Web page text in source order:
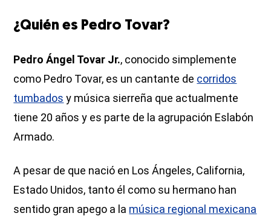
¿Quién es Pedro Tovar?
Pedro Ángel Tovar Jr., conocido simplemente
como Pedro Tovar, es un cantante de corridos
tumbados y música sierreña que actualmente
tiene 20 años y es parte de la agrupación Eslabón
Armado.
A pesar de que nació en Los Ángeles, California,
Estado Unidos, tanto él como su hermano han
sentido gran apego a la música regional mexicana